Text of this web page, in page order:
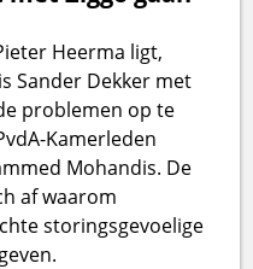
Heerma ligt,
Sander Dekker met
problemen op te
Kamerleden
Mohandis. De
af waarom
storingsgevoelige